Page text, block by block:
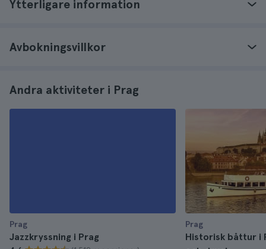
Ytterligare information
Avbokningsvillkor
Andra aktiviteter i Prag
Prag
Jazzkryssning i Prag
Prag
Historisk båttur i